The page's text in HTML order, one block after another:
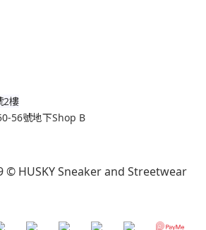
2樓
56號地下Shop B
© HUSKY Sneaker and Streetwear